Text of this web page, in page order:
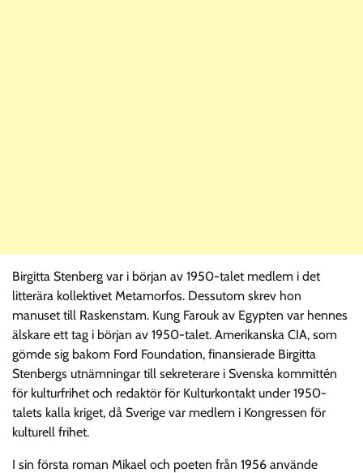
Birgitta Stenberg var i början av 1950-talet medlem i det
litterära kollektivet Metamorfos. Dessutom skrev hon
manuset till Raskenstam. Kung Farouk av Egypten var hennes
älskare ett tag i början av 1950-talet. Amerikanska CIA, som
gömde sig bakom Ford Foundation, finansierade Birgitta
Stenbergs utnämningar till sekreterare i Svenska kommittén
för kulturfrihet och redaktör för Kulturkontakt under 1950-
talets kalla kriget, då Sverige var medlem i Kongressen för
kulturell frihet.
I sin första roman Mikael och poeten från 1956 använde